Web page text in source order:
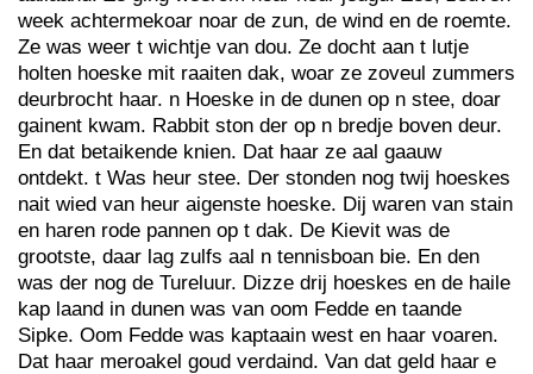
week achtermekoar noar de zun, de wind en de roemte.
Ze was weer t wichtje van dou. Ze docht aan t lutje
holten hoeske mit raaiten dak, woar ze zoveul zummers
deurbrocht haar. n Hoeske in de dunen op n stee, doar
gainent kwam. Rabbit ston der op n bredje boven deur.
En dat betaikende knien. Dat haar ze aal gaauw
ontdekt. t Was heur stee. Der stonden nog twij hoeskes
nait wied van heur aigenste hoeske. Dij waren van stain
en haren rode pannen op t dak. De Kievit was de
grootste, daar lag zulfs aal n tennisboan bie. En den
was der nog de Tureluur. Dizze drij hoeskes en de haile
kap laand in dunen was van oom Fedde en taande
Sipke. Oom Fedde was kaptaain west en haar voaren.
Dat haar meroakel goud verdaind. Van dat geld haar e